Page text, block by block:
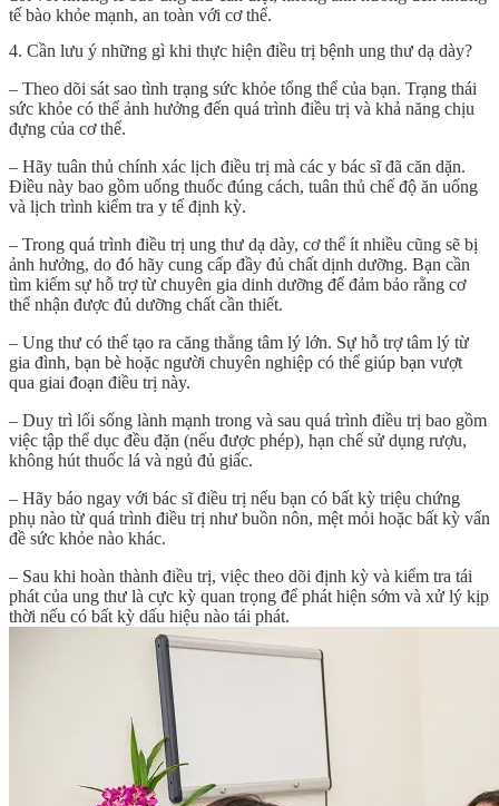
tế bào khỏe mạnh, an toàn với cơ thể.
4. Cần lưu ý những gì khi thực hiện điều trị bệnh ung thư dạ dày?
– Theo dõi sát sao tình trạng sức khỏe tổng thể của bạn. Trạng thái
sức khỏe có thể ảnh hưởng đến quá trình điều trị và khả năng chịu
đựng của cơ thể.
– Hãy tuân thủ chính xác lịch điều trị mà các y bác sĩ đã căn dặn.
Điều này bao gồm uống thuốc đúng cách, tuân thủ chế độ ăn uống
và lịch trình kiểm tra y tế định kỳ.
– Trong quá trình điều trị ung thư dạ dày, cơ thể ít nhiều cũng sẽ bị
ảnh hưởng, do đó hãy cung cấp đầy đủ chất dịnh dưỡng. Bạn cần
tìm kiếm sự hỗ trợ từ chuyên gia dinh dưỡng để đảm bảo rằng cơ
thể nhận được đủ dưỡng chất cần thiết.
– Ung thư có thể tạo ra căng thẳng tâm lý lớn. Sự hỗ trợ tâm lý từ
gia đình, bạn bè hoặc người chuyên nghiệp có thể giúp bạn vượt
qua giai đoạn điều trị này.
– Duy trì lối sống lành mạnh trong và sau quá trình điều trị bao gồm
việc tập thể dục đều đặn (nếu được phép), hạn chế sử dụng rượu,
không hút thuốc lá và ngủ đủ giấc.
– Hãy báo ngay với bác sĩ điều trị nếu bạn có bất kỳ triệu chứng
phụ nào từ quá trình điều trị như buồn nôn, mệt mỏi hoặc bất kỳ vấn
đề sức khỏe nào khác.
– Sau khi hoàn thành điều trị, việc theo dõi định kỳ và kiểm tra tái
phát của ung thư là cực kỳ quan trọng để phát hiện sớm và xử lý kịp
thời nếu có bất kỳ dấu hiệu nào tái phát.